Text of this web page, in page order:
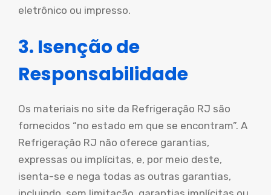
eletrônico ou impresso.
3. Isenção de
Responsabilidade
Os materiais no site da Refrigeração RJ são
fornecidos “no estado em que se encontram”. A
Refrigeração RJ não oferece garantias,
expressas ou implícitas, e, por meio deste,
isenta-se e nega todas as outras garantias,